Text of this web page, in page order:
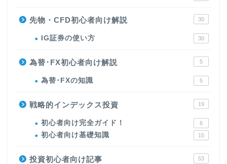
先物・CFD初心者向け解説 30
IG証券の使い方 30
為替･FX初心者向け解説 5
為替･FXの知識 5
戦略的インデックス投資 19
初心者向け完全ガイド！ 6
初心者向け基礎知識 15
投資初心者向け記事 53